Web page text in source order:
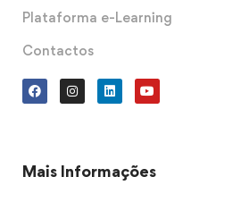
Plataforma e-Learning
Contactos
Mais Informações